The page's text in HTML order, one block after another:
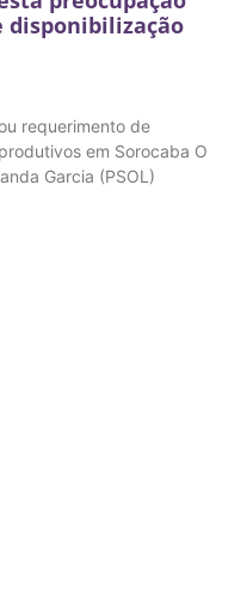
disponibilização
requerimento de
em Sorocaba O
Garcia (PSOL)